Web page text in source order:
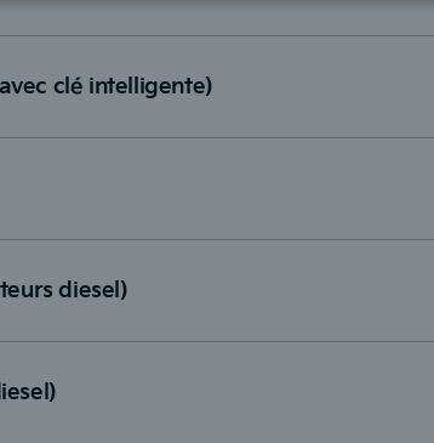
clé intelligente)
diesel)